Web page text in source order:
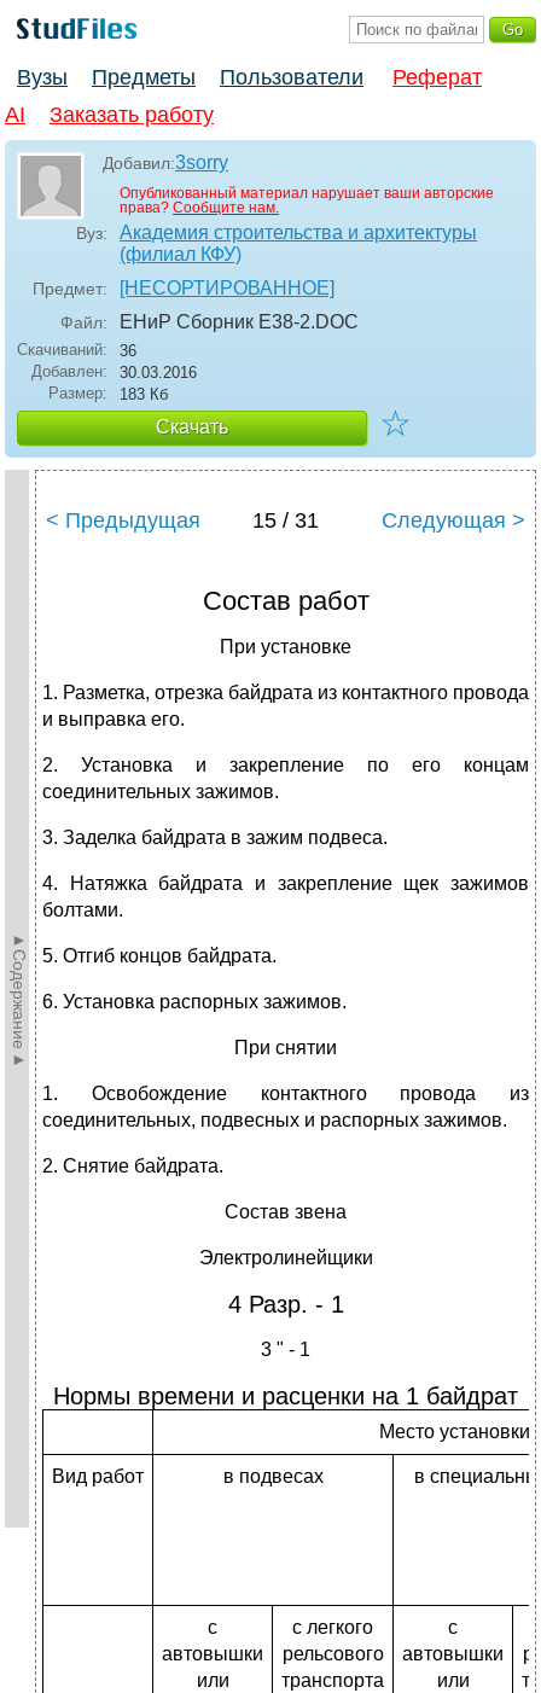
Вузы Предметы Пользователи
Реферат
AI
Заказать работу
Добавил:3sorry
Опубликованный материал нарушает ваши авторские
права? Сообщите нам.
Вуз:
Академия строительства и архитектуры
(филиал КФУ)
Предмет: [НЕСОРТИРОВАННОЕ]
Файл: ЕНиР Сборник Е38-2.DOC
Скачиваний:
36
Добавлен:
30.03.2016
Размер:
183 Кб
Скачать ☆
►Содержание►
< Предыдущая 15 / 31 Следующая >
Состав работ
При установке
1. Разметка, отрезка байдрата из контактного провода
и выправка его.
2. Установка и закрепление по его концам
соединительных зажимов.
3. Заделка байдрата в зажим подвеса.
4. Натяжка байдрата и закрепление щек зажимов
болтами.
5. Отгиб концов байдрата.
6. Установка распорных зажимов.
При снятии
1. Освобождение контактного провода из
соединительных, подвесных и распорных зажимов.
2. Снятие байдрата.
Состав звена
Электролинейщики
4 Разр. - 1
3 " - 1
Нормы времени и расценки на 1 байдрат
Место установки
Вид работ в подвесах в
с
автовышки
или
с легкого
рельсового
транспорта
с
автовышки
или